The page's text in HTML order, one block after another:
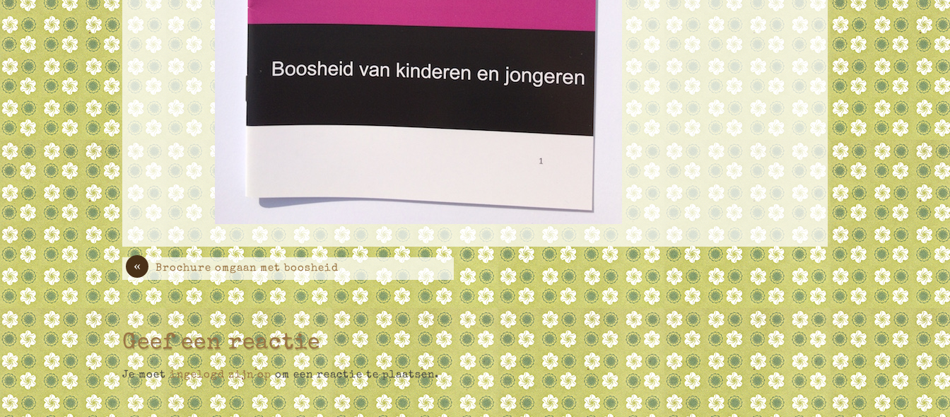
« Brochure omgaan met boosheid
Geef een reactie
Je moetingelogd zijn opom een reactie te plaatsen.